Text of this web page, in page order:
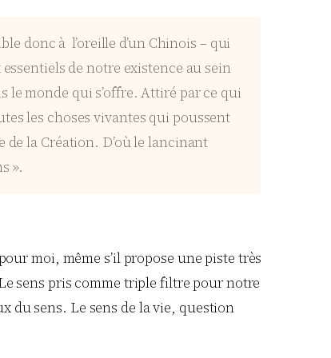
donc à l’oreille d’un Chinois – qui
de notre existence au sein
le monde qui s’offre. Attiré par ce qui
les choses vivantes qui poussent
la Création. D’où le lancinant
».
moi, même s’il propose une piste très
sens pris comme triple filtre pour notre
du sens. Le sens de la vie, question